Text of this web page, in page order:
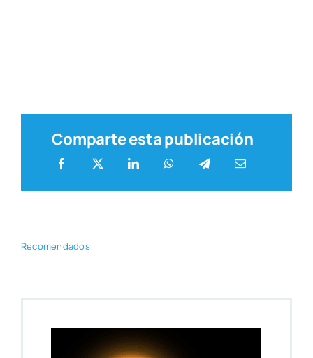
Comparte esta publicación
Reco­men­da­dos